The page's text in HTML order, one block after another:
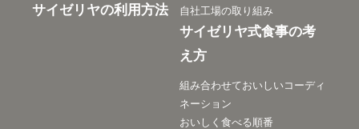
サイゼリヤの利用方法
自社工場の取り組み
サイゼリヤ式食事の考
え方
組み合わせておいしいコーディ
ネーション
おいしく食べる順番